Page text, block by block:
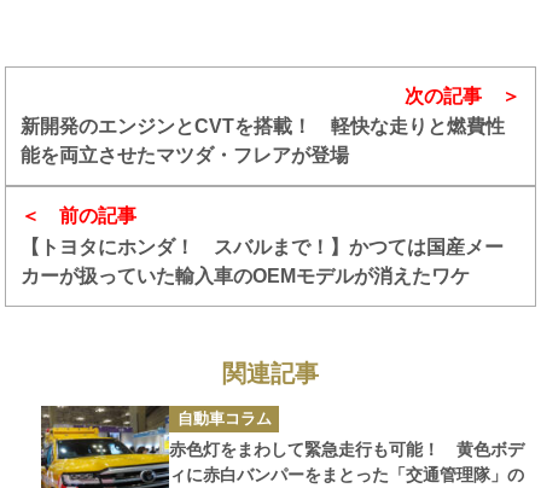
前の記事
【トヨタにホンダ！ スバルまで！】かつては国産メー
カーが扱っていた輸入車のOEMモデルが消えたワケ
次の記事
新開発のエンジンとCVTを搭載！ 軽快な走りと燃費性
能を両立させたマツダ・フレアが登場
関連記事
カ
テ
ゴ
リ
ー
自動車コラム
赤色灯をまわして緊急走行も可能！ 黄色ボデ
ィに赤白バンパーをまとった「交通管理隊」の